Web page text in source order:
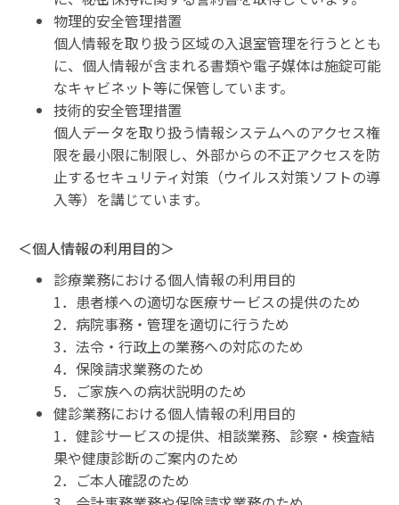
物理的安全管理措置
個人情報を取り扱う区域の入退室管理を行うととも
に、個人情報が含まれる書類や電子媒体は施錠可能
なキャビネット等に保管しています。
技術的安全管理措置
個人データを取り扱う情報システムへのアクセス権
限を最小限に制限し、外部からの不正アクセスを防
止するセキュリティ対策（ウイルス対策ソフトの導
入等）を講じています。
＜個人情報の利用目的＞
診療業務における個人情報の利用目的
1．患者様への適切な医療サービスの提供のため
2．病院事務・管理を適切に行うため
3．法令・行政上の業務への対応のため
4．保険請求業務のため
5．ご家族への病状説明のため
健診業務における個人情報の利用目的
1．健診サービスの提供、相談業務、診察・検査結
果や健康診断のご案内のため
2．ご本人確認のため